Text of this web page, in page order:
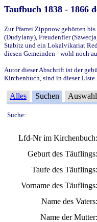
Taufbuch 1838 - 1866
Zur Pfarrei Zippnow gehörten
(Dudylany), Freudenfier
Stabitz und ein Lokalvikariat
diesen Gemeinden - wohl noch
Autor dieser Abschrift ist der
Kirchenbuch, sind in dieser Liste
Alles Suchen Auswahl
Suche:
Lfd-Nr im Kirchenbuch:
Geburt des Täuflings:
Taufe des Täuflings:
Vorname des Täuflings:
Name des Vaters:
Name der Mutter: